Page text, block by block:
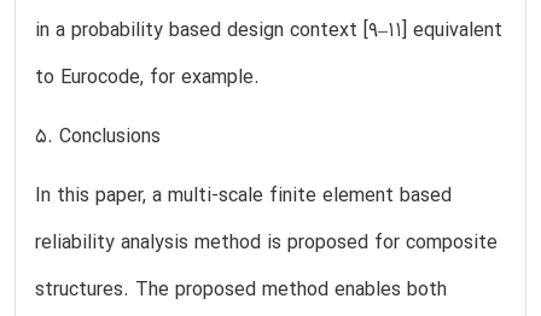
in a probability based design context [9–11] equivalent
to Eurocode, for example.
5. Conclusions
In this paper, a multi-scale finite element based
reliability analysis method is proposed for composite
structures. The proposed method enables both